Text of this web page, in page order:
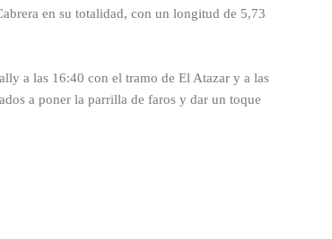
en su totalidad, con un longitud de 5,73
a las 16:40 con el tramo de El Atazar y a las
a poner la parrilla de faros y dar un toque